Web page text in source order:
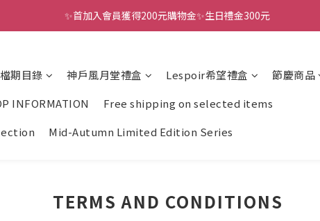
全館滿千免運
✨首加入會員獲得200元購物金✨生日禮金300元
檔期目錄 神戶風月堂禮盒 Lespoir希望禮盒 節慶商品
INFORMATION
Free shipping on selected items
Mid-Autumn Limited Edition Series
TERMS AND CONDITIONS